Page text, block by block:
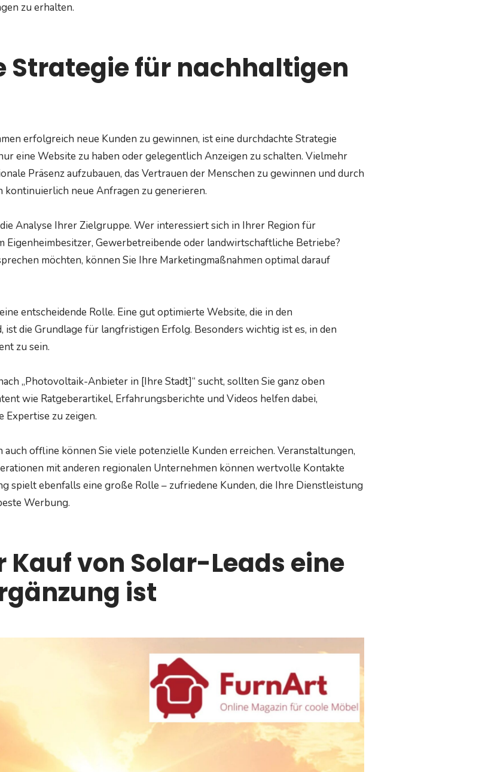
zu erhalten.
Strategie für nachhaltigen
erfolgreich neue Kunden zu gewinnen, ist eine durchdachte Strategie
eine Website zu haben oder gelegentlich Anzeigen zu schalten. Vielmehr
Präsenz aufzubauen, das Vertrauen der Menschen zu gewinnen und durch
kontinuierlich neue Anfragen zu generieren.
Analyse Ihrer Zielgruppe. Wer interessiert sich in Ihrer Region für
Eigenheimbesitzer, Gewerbetreibende oder landwirtschaftliche Betriebe?
möchten, können Sie Ihre Marketingmaßnahmen optimal darauf
entscheidende Rolle. Eine gut optimierte Website, die in den
ist die Grundlage für langfristigen Erfolg. Besonders wichtig ist es, in den
zu sein.
„Photovoltaik-Anbieter in [Ihre Stadt]“ sucht, sollten Sie ganz oben
wie Ratgeberartikel, Erfahrungsberichte und Videos helfen dabei,
Expertise zu zeigen.
offline können Sie viele potenzielle Kunden erreichen. Veranstaltungen,
mit anderen regionalen Unternehmen können wertvolle Kontakte
spielt ebenfalls eine große Rolle – zufriedene Kunden, die Ihre Dienstleistung
Werbung.
Kauf von Solar-Leads eine
ist